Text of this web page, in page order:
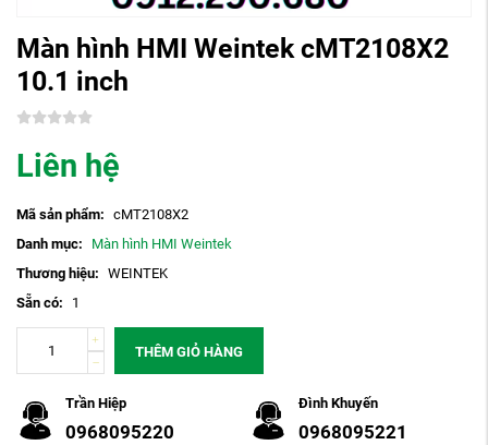
Màn hình HMI Weintek cMT2108X2
10.1 inch
Liên hệ
Mã sản phẩm: cMT2108X2
Danh mục:
Màn hình HMI Weintek
Thương hiệu: WEINTEK
Sẵn có:
1
THÊM GIỎ HÀNG
Trần Hiệp
0968095220
Đình Khuyến
0968095221